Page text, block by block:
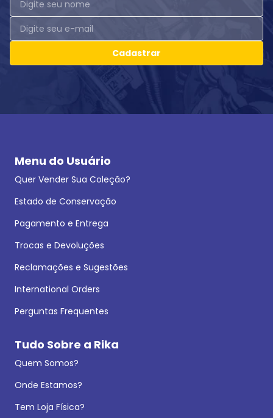
Cadastrar
Menu do Usuário
Quer Vender Sua Coleção?
Estado de Conservação
Pagamento e Entrega
Trocas e Devoluções
Reclamações e Sugestões
International Orders
Perguntas Frequentes
Tudo Sobre a Rika
Quem Somos?
Onde Estamos?
Tem Loja Física?